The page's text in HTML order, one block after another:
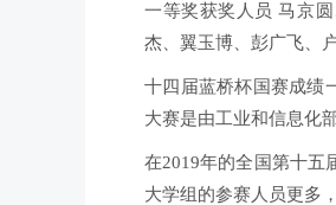
一等奖获奖人员 马京
杰、翼玉博、彭广飞、
十四届蓝桥杯国赛成绩
大赛是由工业和信息化
在2019年的全国第十五
大学组的参赛人员更多